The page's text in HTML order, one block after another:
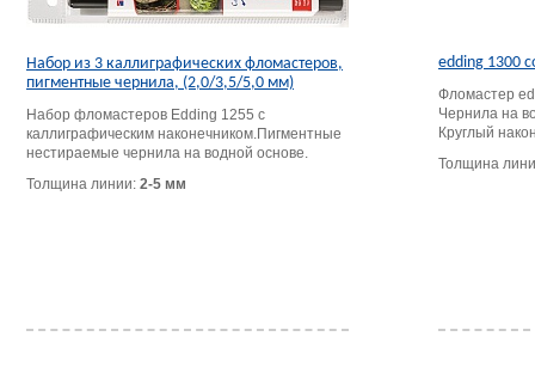
Набор из 3 каллиграфических фломастеров,
пигментные чернила, (2,0/3,5/5,0 мм)
Набор фломастеров Edding 1255 с
каллиграфическим наконечником.Пигментные
нестираемые чернила на водной основе.
Толщина линии: 2-5 мм
edding 1300
Фломастер
Чернила на
Круглый
Толщина